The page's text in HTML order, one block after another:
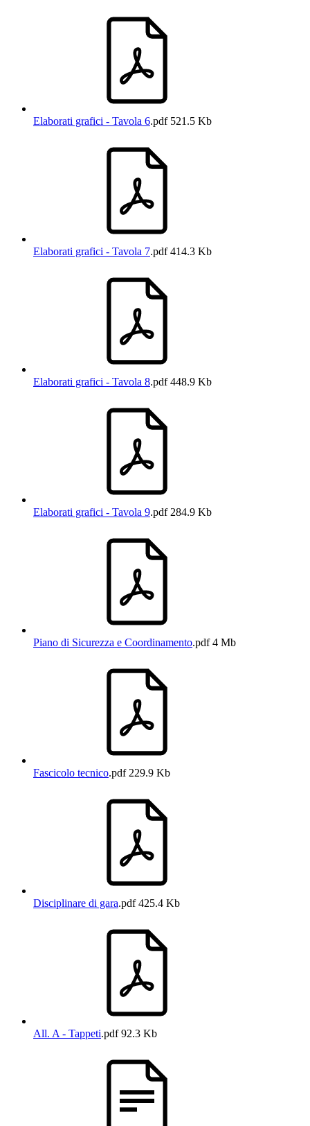
Elaborati grafici - Tavola 6.pdf521.5 Kb
Elaborati grafici - Tavola 7.pdf414.3 Kb
Elaborati grafici - Tavola 8.pdf448.9 Kb
Elaborati grafici - Tavola 9.pdf284.9 Kb
Piano di Sicurezza e Coordinamento.pdf4 Mb
Fascicolo tecnico.pdf229.9 Kb
Disciplinare di gara.pdf425.4 Kb
All. A - Tappeti.pdf92.3 Kb